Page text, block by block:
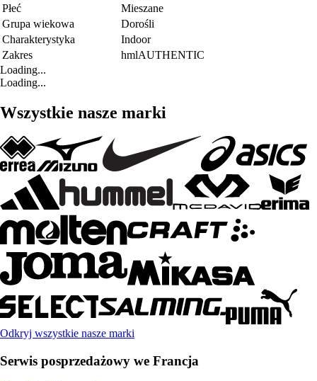
Płeć
Mieszane
Grupa wiekowa
Dorośli
Charakterystyka
Indoor
Zakres
hmlAUTHENTIC
Loading...
Loading...
Wszystkie nasze marki
Odkryj wszystkie nasze marki
Serwis posprzedażowy we Francja